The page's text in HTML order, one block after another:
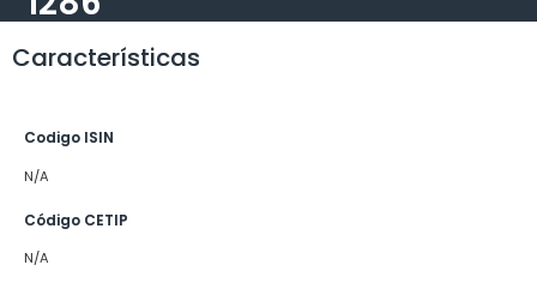
Características
Codigo ISIN
N/A
Código CETIP
N/A